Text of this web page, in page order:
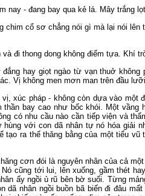
nay - đang bay qua kẻ lá. Mây trắng
cổ sơ chẳng nói gì mà lại nói lên
đi thong dong không điểm tựa. Khí
hay giọt ngào từ vạn thuở
Vị không men mơn man trên đầu
xúc pháp - không còn dựa vào một
bay cao như bốc khói. Một vầng
có nhu cầu nào cần tiếp viện và
với con dã nhân tự nó hóa giải
ra thế thăng bằng của một tiểu vũ
cơn đói là nguyên nhân của cả
cũng tới lui, lên xuống, gầm thét
ấy ngồi ủ rũ bên bờ suối. Từng
nhân ngồi buồn bã biến đi đâu